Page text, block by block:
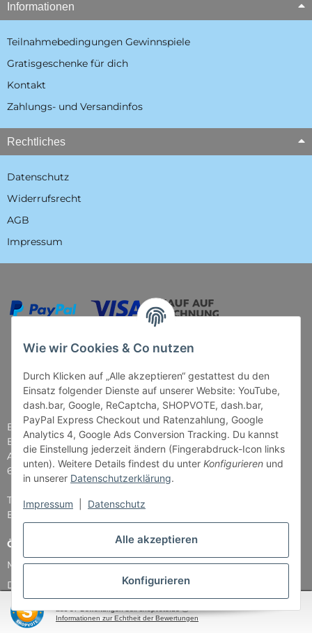
Alle akzeptieren
Konfigurieren
Wie wir Cookies & Co nutzen
Durch Klicken auf „Alle akzeptieren“ gestattest du den
Einsatz folgender Dienste auf unserer Website: YouTube,
dash.bar, Google, ReCaptcha, SHOPVOTE, dash.bar,
PayPal Express Checkout und Ratenzahlung, Google
Analytics 4, Google Ads Conversion Tracking. Du kannst
die Einstellung jederzeit ändern (Fingerabdruck-Icon links
unten). Weitere Details findest du unter Konfigurieren und
in unserer Datenschutzerklärung.
Impressum Datenschutz
Informationen
Teilnahmebedingungen Gewinnspiele
Gratisgeschenke für dich
Kontakt
Zahlungs- und Versandinfos
Rechtliches
Datenschutz
Widerrufsrecht
AGB
Impressum
Brettspiel-Paradies
Bender & Lipkowski GbR
Am Straßbach 5
61169 Friedberg
Tel: 06031 - 7907979
E-Mail: info@Brettspiel-Paradies.de
Öffnungszeiten
Montag & Mittwoch nur Versand
Dienstag, Donnerstag und Freitag: 11:00 - 18:30 Uhr
Samstag: 11:00 - 14:00 Uhr
...und natürlich während unserer Events
SEHR GUT (4.87 / 5)
aus37Bewertungen bei: shopvote.de ⓘ
Informationen zur Echtheit der Bewertungen